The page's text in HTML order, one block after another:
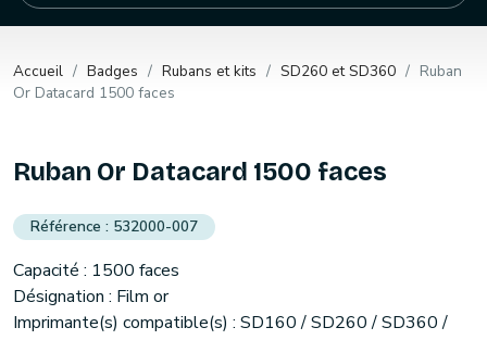
Accueil Badges Rubans et kits SD260 et SD360
Ruban
Or Datacard 1500 faces
Ruban Or Datacard 1500 faces
532000-007
Capacité : 1500 faces
Désignation : Film or
Imprimante(s) compatible(s) : SD160 / SD260 / SD360 /